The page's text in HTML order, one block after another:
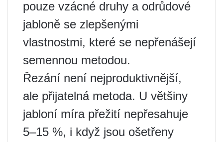
pouze vzácné druhy a odrůdové
jabloně se zlepšenými
vlastnostmi, které se nepřenášejí
semennou metodou.
Řezání není nejproduktivnější,
ale přijatelná metoda. U většiny
jabloní míra přežití nepřesahuje
5–15 %, i když jsou ošetřeny